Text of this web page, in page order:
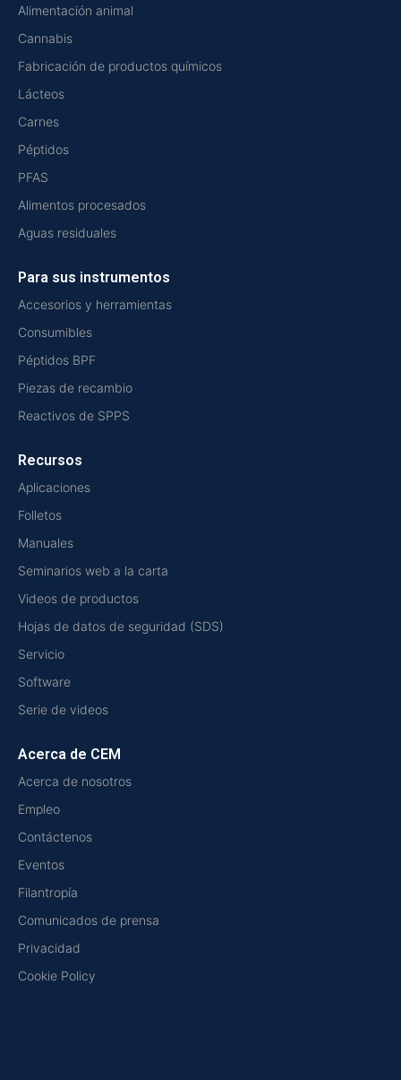
Alimentación animal
Cannabis
Fabricación de productos químicos
Lácteos
Carnes
Péptidos
PFAS
Alimentos procesados
Aguas residuales
Para sus instrumentos
Accesorios y herramientas
Consumibles
Péptidos BPF
Piezas de recambio
Reactivos de SPPS
Recursos
Aplicaciones
Folletos
Manuales
Seminarios web a la carta
Videos de productos
Hojas de datos de seguridad (SDS)
Servicio
Software
Serie de videos
Acerca de CEM
Acerca de nosotros
Empleo
Contáctenos
Eventos
Filantropía
Comunicados de prensa
Privacidad
Cookie Policy